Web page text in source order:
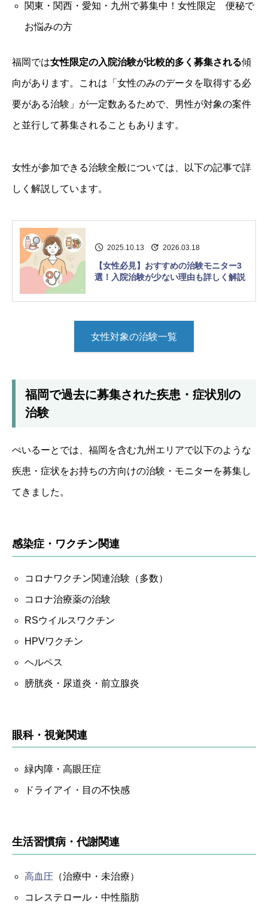
関東・関西・愛知・九州で募集中！女性限定 便秘で
お悩みの方
福岡では女性限定の入院治験が比較的多く募集される傾
向があります。これは「女性のみのデータを取得する必
要がある治験」が一定数あるためで、男性が対象の案件
と並行して募集されることもあります。
女性が参加できる治験全般については、以下の記事で詳
しく解説しています。
2025.10.13 2026.03.18
【女性必見】おすすめの治験モニター3
選！入院治験が少ない理由も詳しく解説
女性対象の治験一覧
福岡で過去に募集された疾患・症状別の
治験
ぺいるーとでは、福岡を含む九州エリアで以下のような
疾患・症状をお持ちの方向けの治験・モニターを募集し
てきました。
感染症・ワクチン関連
コロナワクチン関連治験（多数）
コロナ治療薬の治験
RSウイルスワクチン
HPVワクチン
ヘルペス
膀胱炎・尿道炎・前立腺炎
眼科・視覚関連
緑内障・高眼圧症
ドライアイ・目の不快感
生活習慣病・代謝関連
高血圧（治療中・未治療）
コレステロール・中性脂肪